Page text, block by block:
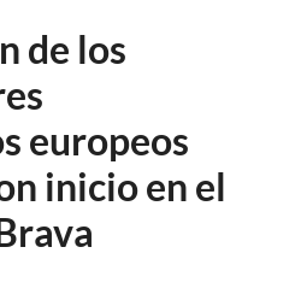
de los
europeos
inicio en el